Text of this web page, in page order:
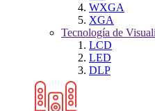
WXGA
XGA
Tecnología de
LCD
LED
DLP